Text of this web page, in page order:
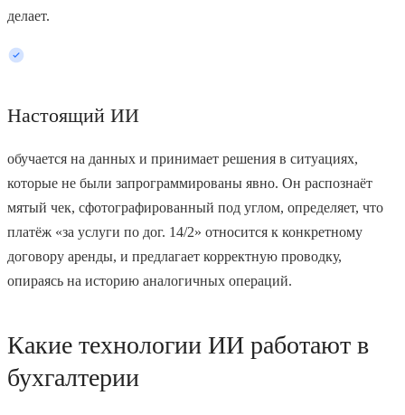
делает.
Настоящий ИИ
обучается на данных и принимает решения в ситуациях,
которые не были запрограммированы явно. Он распознаёт
мятый чек, сфотографированный под углом, определяет, что
платёж «за услуги по дог. 14/2» относится к конкретному
договору аренды, и предлагает корректную проводку,
опираясь на историю аналогичных операций.
Какие технологии ИИ работают в
бухгалтерии